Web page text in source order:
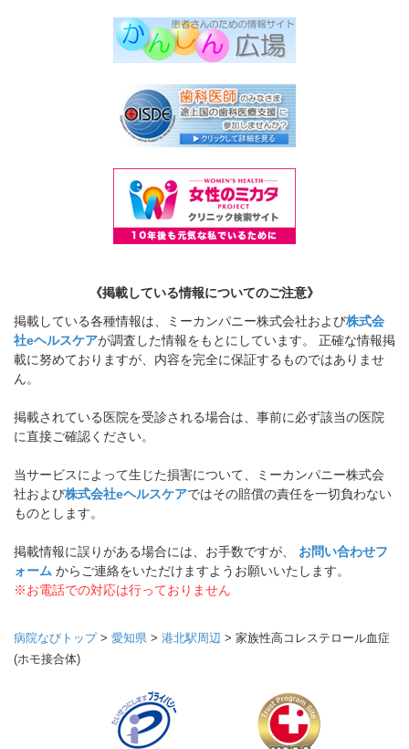
《掲載している情報についてのご注意》
掲載している各種情報は、ミーカンパニー株式会社および株式会
社eヘルスケアが調査した情報をもとにしています。 正確な情報掲
載に努めておりますが、内容を完全に保証するものではありませ
ん。
掲載されている医院を受診される場合は、事前に必ず該当の医院
に直接ご確認ください。
当サービスによって生じた損害について、ミーカンパニー株式会
社および株式会社eヘルスケアではその賠償の責任を一切負わない
ものとします。
掲載情報に誤りがある場合には、お手数ですが、 お問い合わせフ
ォーム からご連絡をいただけますようお願いいたします。
※お電話での対応は行っておりません
病院なびトップ> 愛知県 > 港北駅周辺 > 家族性高コレステロール血症
(ホモ接合体)